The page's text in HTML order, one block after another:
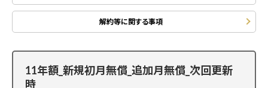
解約等に関する事項
11年額_新規初月無償_追加月無償_次回更新
時